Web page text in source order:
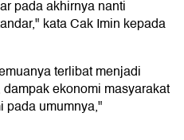
pada akhirnya nanti
kata Cak Imin kepada
terlibat menjadi
ekonomi masyarakat
pada umumnya,"